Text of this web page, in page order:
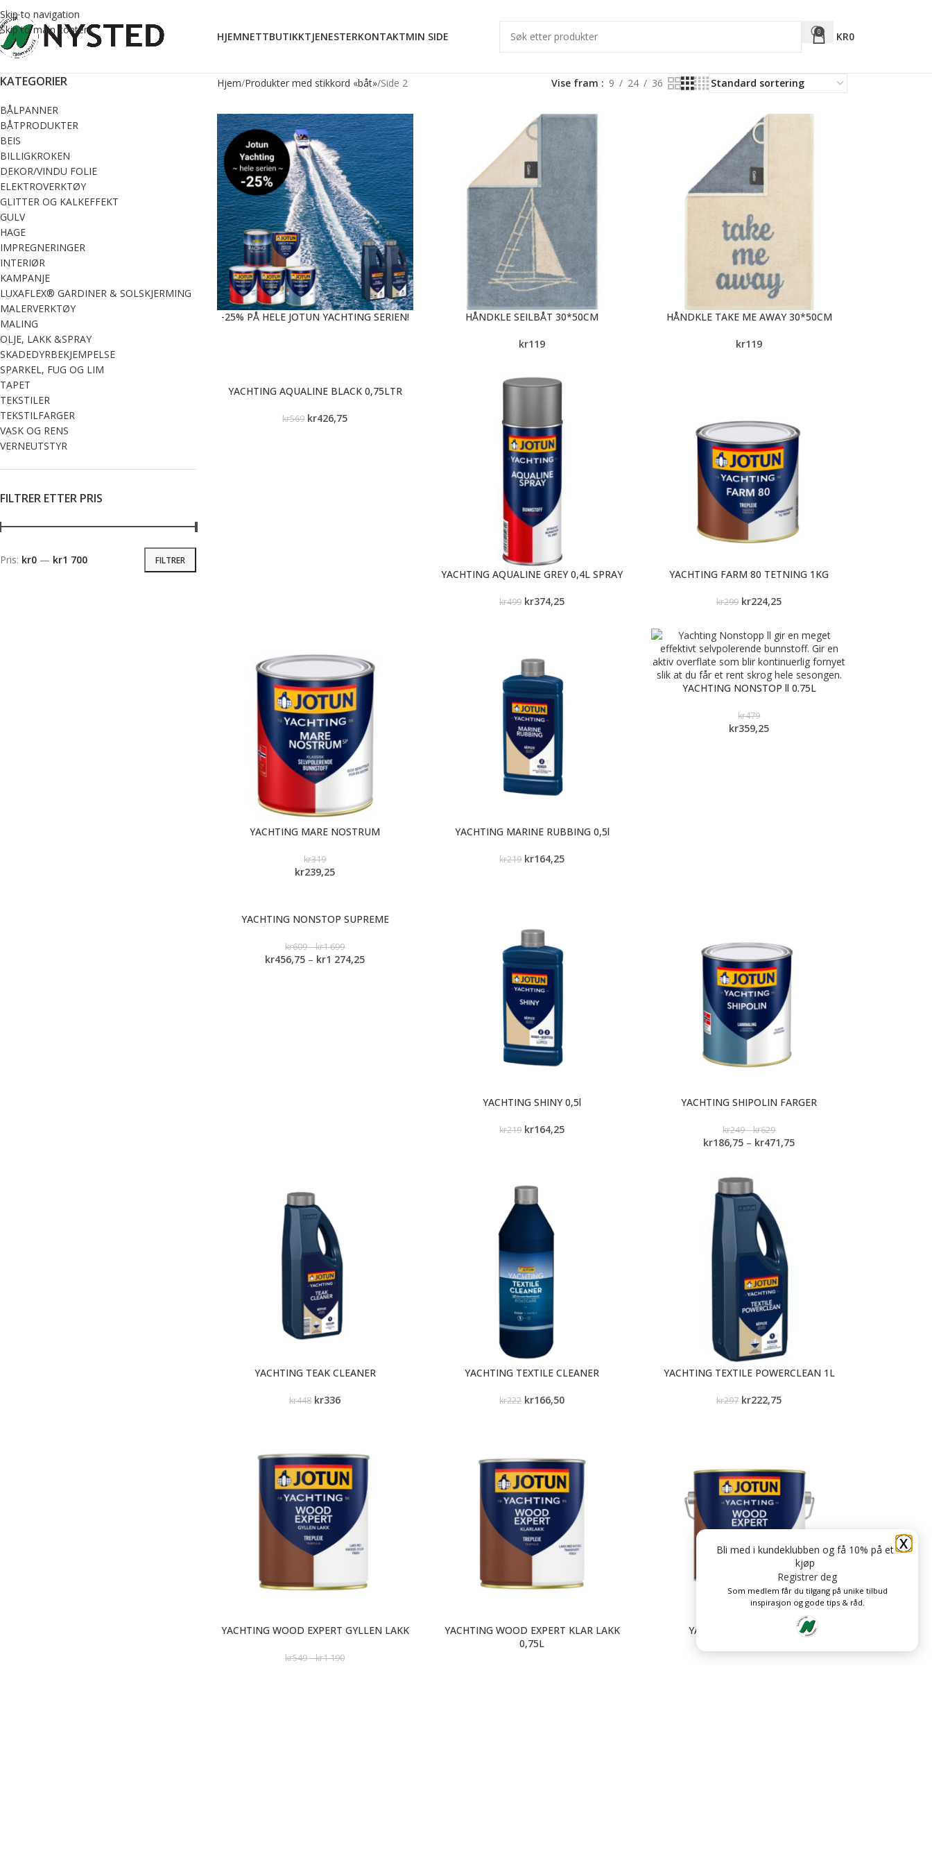
Skip to navigation
Skip to main content
HJEMNETTBUTIKKTJENESTERKONTAKTMIN SIDE 0 KR0
KATEGORIER
BÅLPANNER
BÅTPRODUKTER
BEIS
BILLIGKROKEN
DEKOR/VINDU FOLIE
ELEKTROVERKTØY
GLITTER OG KALKEFFEKT
GULV
HAGE
IMPREGNERINGER
INTERIØR
KAMPANJE
LUXAFLEX® GARDINER & SOLSKJERMING
MALERVERKTØY
MALING
OLJE, LAKK &SPRAY
SKADEDYRBEKJEMPELSE
SPARKEL, FUG OG LIM
TAPET
TEKSTILER
TEKSTILFARGER
VASK OG RENS
VERNEUTSTYR
FILTRER ETTER PRIS
FILTRER
Pris: kr0 — kr1 700
Hjem Produkter med stikkord «båt» Side 2 Vise fram 9 24 36
-25% PÅ HELE JOTUN YACHTING SERIEN! HÅNDKLE SEILBÅT 30*50CM
kr119
HÅNDKLE TAKE ME AWAY 30*50CM
kr119
YACHTING AQUALINE BLACK 0,75LTR
kr569 kr426,75
YACHTING AQUALINE GREY 0,4L SPRAY
kr499 kr374,25
YACHTING FARM 80 TETNING 1KG
kr299 kr224,25
YACHTING MARE NOSTRUM
kr319
kr239,25
YACHTING MARINE RUBBING 0,5l
kr219 kr164,25
YACHTING NONSTOP ll 0.75L
kr479
kr359,25
YACHTING NONSTOP SUPREME
kr609–kr1 699
kr456,75 – kr1 274,25
YACHTING SHINY 0,5l
kr219 kr164,25
YACHTING SHIPOLIN FARGER
kr249–kr629
kr186,75 – kr471,75
YACHTING TEAK CLEANER
kr448 kr336
YACHTING TEXTILE CLEANER
kr222 kr166,50
YACHTING TEXTILE POWERCLEAN 1L
kr297 kr222,75
YACHTING WOOD EXPERT GYLLEN LAKK
kr549–kr1 190
YACHTING WOOD EXPERT KLAR LAKK
0,75L
YACHTING WOOD EXPERT
X
Bli med i kundeklubben og få 10% på et
kjøp
Registrer deg
Som medlem får du tilgang på unike tilbud
inspirasjon og gode tips & råd.